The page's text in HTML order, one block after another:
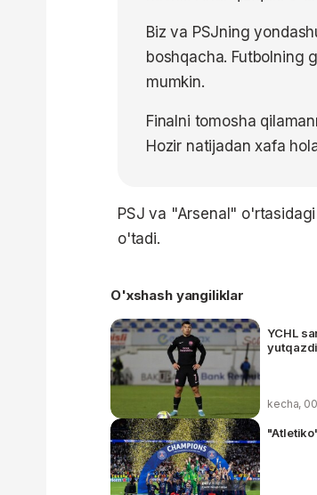
Biz va PSJning
boshqacha. Futbolning
mumkin.
Finalni tomosha
Hozir natijadan xafa
PSJ va "Arsenal"
o'tadi.
O'xshash yangiliklar
YCHL
yutqazdi
kecha,